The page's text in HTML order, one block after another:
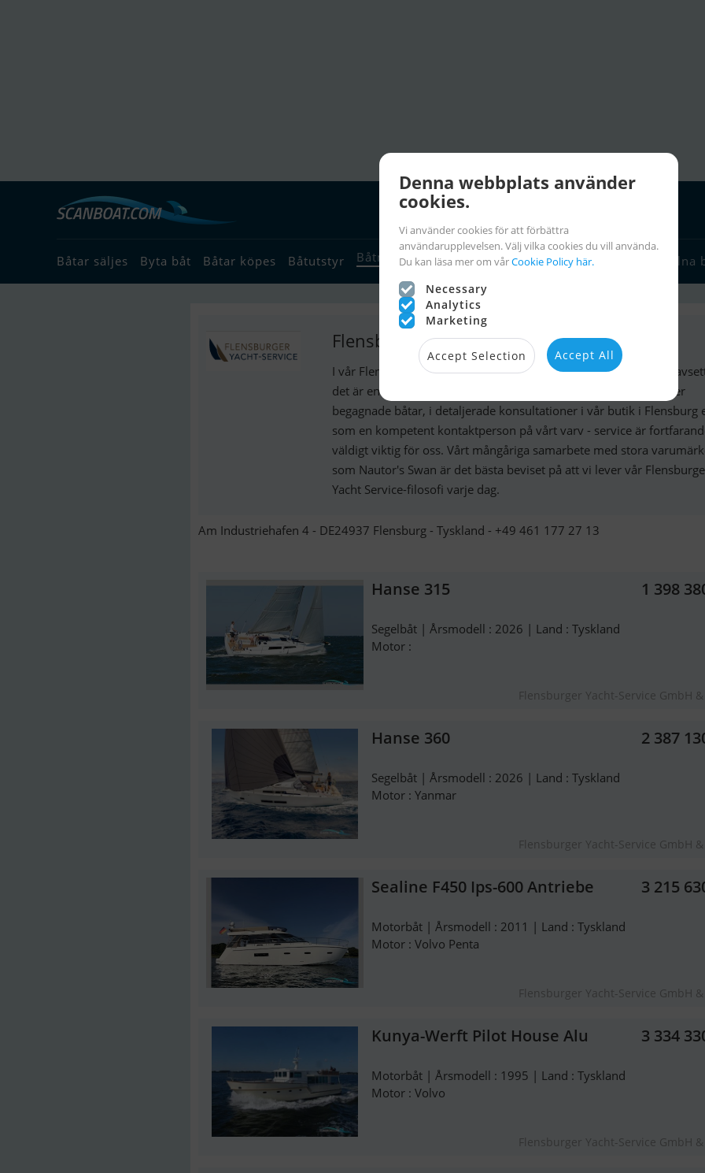
Båtar säljes Byta båt Båtar köpes Båtutstyr Båtmäklare Seglarlänkar Chartra Seglarinfo Stulna
Flensburger Yacht-Service Gmbh & Co. KG
I vår Flensburger Yacht-Service-filosofi kommer kvalitet först.
det är en professionell mäklare inom yachthandeln med nya eller
begagnade båtar, i detaljerade konsultationer i vår butik i Flensburg
som en kompetent kontaktperson på vårt varv - service är
väldigt viktig för oss. Vårt mångåriga samarbete med stora
som Nautor's Swan är det bästa beviset på att vi lever vår
Yacht Service-filosofi varje dag.
Am Industriehafen 4 - DE24937 Flensburg - Tyskland - +49 461 177 27 13
Hanse 315 1 398
Segelbåt | Årsmodell : 2026 | Land : Tyskland
Motor :
Flensburger Yacht-Service GmbH &
Hanse 360 2 387
Segelbåt | Årsmodell : 2026 | Land : Tyskland
Motor : Yanmar
Flensburger Yacht-Service GmbH &
Sealine F450 Ips-600 Antriebe 3 215
Motorbåt | Årsmodell : 2011 | Land : Tyskland
Motor : Volvo Penta
Flensburger Yacht-Service GmbH &
Kunya-Werft Pilot House Alu 3 334
Motorbåt | Årsmodell : 1995 | Land : Tyskland
Motor : Volvo
Flensburger Yacht-Service GmbH &
Denna webbplats använder
cookies.
Vi använder cookies för att förbättra
användarupplevelsen. Välj vilka cookies du vill använda.
Du kan läsa mer om vårCookie Policy här.
Necessary
Analytics
Marketing
Accept Selection Accept All